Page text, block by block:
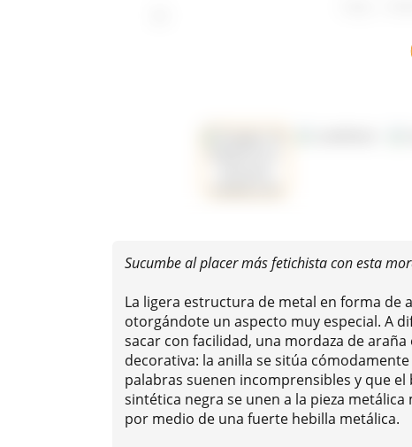
Sucumbe al placer más fetichista con esta
La ligera estructura de metal en forma de
otorgándote un aspecto muy especial. A
sacar con facilidad, una mordaza de
decorativa: la anilla se sitúa
palabras suenen incomprensibles y que
sintética negra se unen a la pieza
por medio de una fuerte hebilla metálica.